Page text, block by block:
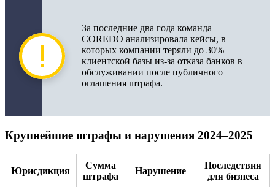
За последние два года команда
COREDO анализировала кейсы, в
которых компании теряли до 30%
клиентской базы из-за отказа банков в
обслуживании после публичного
оглашения штрафа.
Крупнейшие штрафы и нарушения 2024–2025
Юрисдикция
Сумма
штрафа
Нарушение
Последствия
для бизнеса